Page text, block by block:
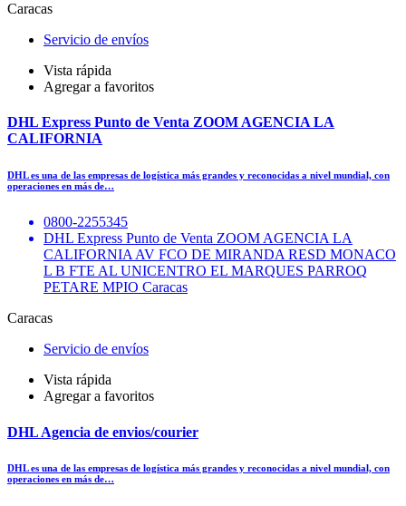
Caracas
Servicio de envíos
Vista rápida
Agregar a favoritos
DHL Express Punto de Venta ZOOM AGENCIA LA
CALIFORNIA
DHL es una de las empresas de logística más grandes y reconocidas a nivel mundial, con
operaciones en más de…
0800-2255345
DHL Express Punto de Venta ZOOM AGENCIA LA
CALIFORNIA AV FCO DE MIRANDA RESD MONACO
L B FTE AL UNICENTRO EL MARQUES PARROQ
PETARE MPIO Caracas
Caracas
Servicio de envíos
Vista rápida
Agregar a favoritos
DHL Agencia de envios/courier
DHL es una de las empresas de logística más grandes y reconocidas a nivel mundial, con
operaciones en más de…